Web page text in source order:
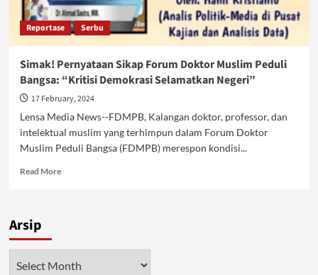
Reportase Serbu
Simak! Pernyataan Sikap Forum Doktor Muslim Peduli
Bangsa: “Kritisi Demokrasi Selamatkan Negeri”
17 February, 2024
Lensa Media News--FDMPB, Kalangan doktor, professor, dan
intelektual muslim yang terhimpun dalam Forum Doktor
Muslim Peduli Bangsa (FDMPB) merespon kondisi...
Read MoreRead
Forum
Doktor
Arsip